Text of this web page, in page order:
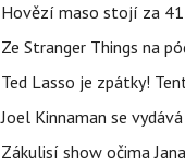
Hovězí maso stojí za
Ze Stranger Things na
Ted Lasso je zpátky!
Joel Kinnaman se
Zákulisí show očima